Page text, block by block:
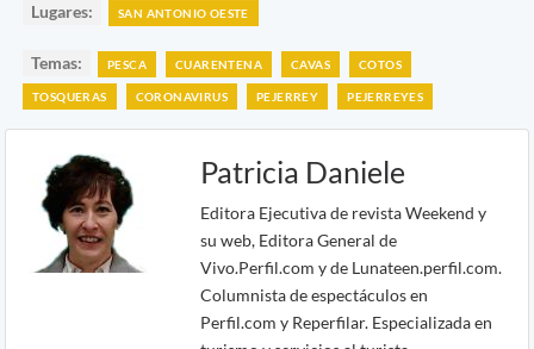
Lugares: SAN ANTONIO OESTE
Temas: PESCA CUARENTENA CAVAS COTOS
TOSQUERAS CORONAVIRUS PEJERREY PEJERREYES
Patricia Daniele
Editora Ejecutiva de revista Weekend y
su web, Editora General de
Vivo.Perfil.com y de Lunateen.perfil.com.
Columnista de espectáculos en
Perfil.com y Reperfilar. Especializada en